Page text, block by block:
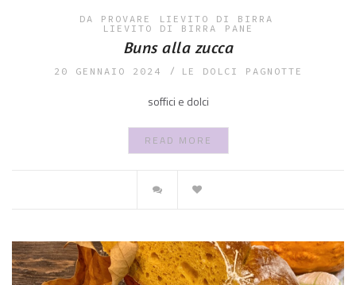
DA PROVARE
LIEVITO DI BIRRA
LIEVITO DI BIRRA
PANE
Buns alla zucca
20 GENNAIO 2024 LE DOLCI PAGNOTTE
soffici e dolci
READ MORE